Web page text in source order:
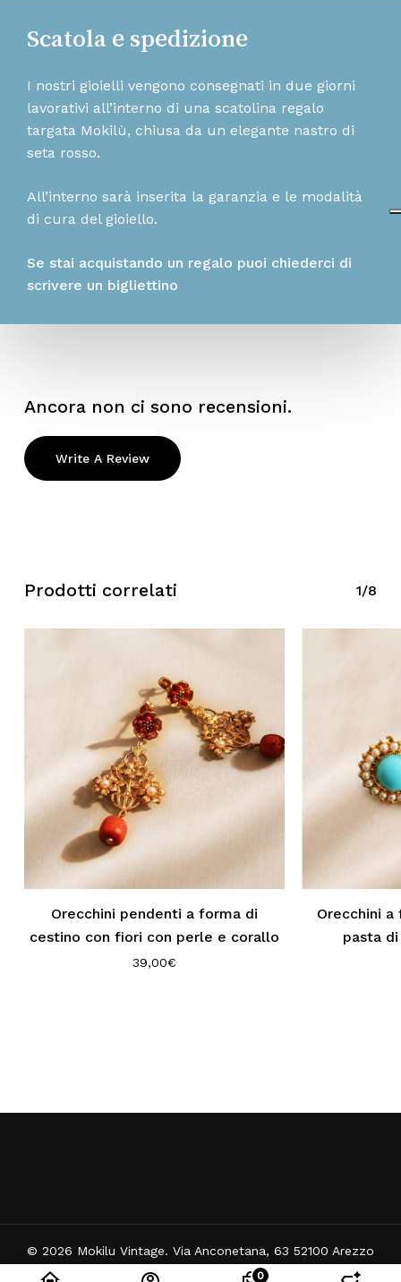
Scatola e spedizione
I nostri gioielli vengono consegnati in due giorni
lavorativi all’interno di una scatolina regalo
targata Mokilù, chiusa da un elegante nastro di
seta rosso.
All’interno sarà inserita la garanzia e le modalità
di cura del gioiello.
Se stai acquistando un regalo puoi chiederci di
scrivere un bigliettino
Ancora non ci sono recensioni.
Write A Review
Prodotti correlati 1/8
Orecchini pendenti a forma di
cestino con fiori con perle e corallo
39,00€
Orecchini
pasta
© 2026 Mokilu Vintage. Via Anconetana, 63 52100 Arezzo
(AR) - Partita IVA: 02295730515
0